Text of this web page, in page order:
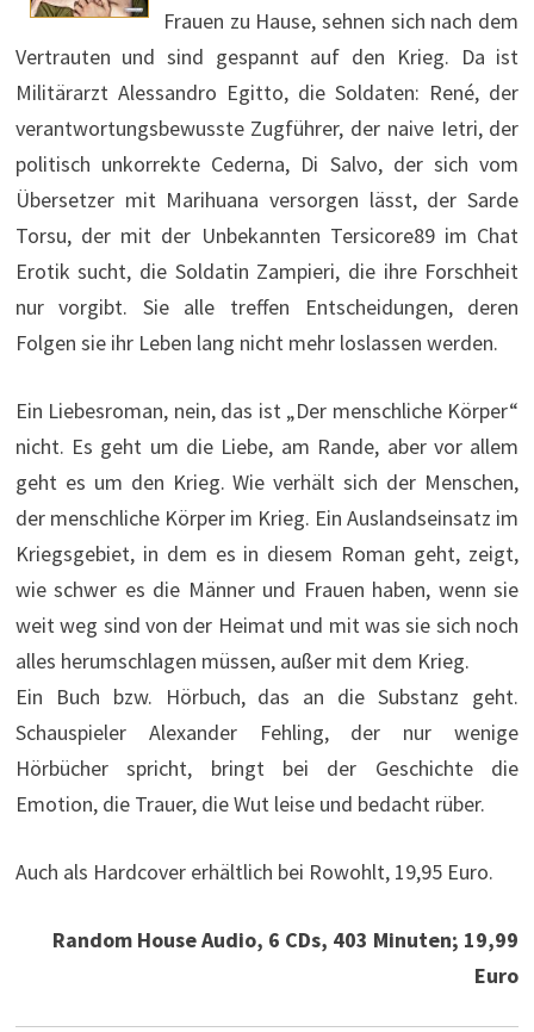
Frauen zu Hause, sehnen sich nach dem
Vertrauten und sind gespannt auf den Krieg. Da ist
Militärarzt Alessandro Egitto, die Soldaten: René, der
verantwortungsbewusste Zugführer, der naive Ietri, der
politisch unkorrekte Cederna, Di Salvo, der sich vom
Übersetzer mit Marihuana versorgen lässt, der Sarde
Torsu, der mit der Unbekannten Tersicore89 im Chat
Erotik sucht, die Soldatin Zampieri, die ihre Forschheit
nur vorgibt. Sie alle treffen Entscheidungen, deren
Folgen sie ihr Leben lang nicht mehr loslassen werden.
Ein Liebesroman, nein, das ist „Der menschliche Körper“
nicht. Es geht um die Liebe, am Rande, aber vor allem
geht es um den Krieg. Wie verhält sich der Menschen,
der menschliche Körper im Krieg. Ein Auslandseinsatz im
Kriegsgebiet, in dem es in diesem Roman geht, zeigt,
wie schwer es die Männer und Frauen haben, wenn sie
weit weg sind von der Heimat und mit was sie sich noch
alles herumschlagen müssen, außer mit dem Krieg.
Ein Buch bzw. Hörbuch, das an die Substanz geht.
Schauspieler Alexander Fehling, der nur wenige
Hörbücher spricht, bringt bei der Geschichte die
Emotion, die Trauer, die Wut leise und bedacht rüber.
Auch als Hardcover erhältlich bei Rowohlt, 19,95 Euro.
Random House Audio, 6 CDs, 403 Minuten; 19,99
Euro